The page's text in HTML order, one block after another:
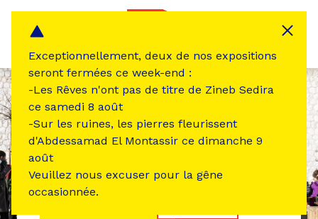
Exceptionnellement, deux de nos expositions
seront fermées ce week-end :
-Les Rêves n'ont pas de titre de Zineb Sedira
ce samedi 8 août
-Sur les ruines, les pierres fleurissent
d'Abdessamad El Montassir ce dimanche 9
août
Veuillez nous excuser pour la gêne
occasionnée.
Panneau de gestion des cookies